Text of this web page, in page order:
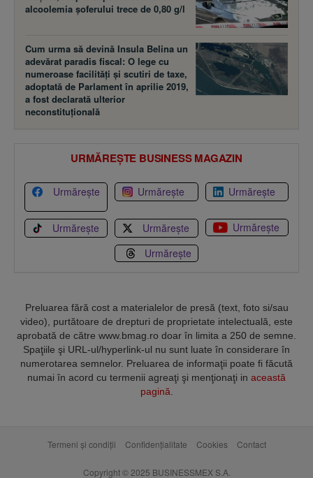
alcoolemia şoferului trece de 0,80 g/l
Cum urma să devină Insula Belina un
adevărat paradis fiscal: O lege cu
numeroase facilităţi şi scutiri de taxe,
adoptată de Parlament în aprilie 2019,
a fost declarată ulterior
neconstituţională
URMĂREȘTE BUSINESS MAGAZIN
Urmărește Urmărește Urmărește
Urmărește Urmărește
Urmărește
Urmărește
Preluarea fără cost a materialelor de presă (text, foto si/sau
video), purtătoare de drepturi de proprietate intelectuală, este
aprobată de către www.bmag.ro doar în limita a 250 de semne.
Spaţiile şi URL-ul/hyperlink-ul nu sunt luate în considerare în
numerotarea semnelor. Preluarea de informaţii poate fi făcută
numai în acord cu termenii agreaţi şi menţionaţi in această
pagină
Termeni și condiții Confidențialitate Cookies Contact
Copyright © 2025 BUSINESSMEX S.A.